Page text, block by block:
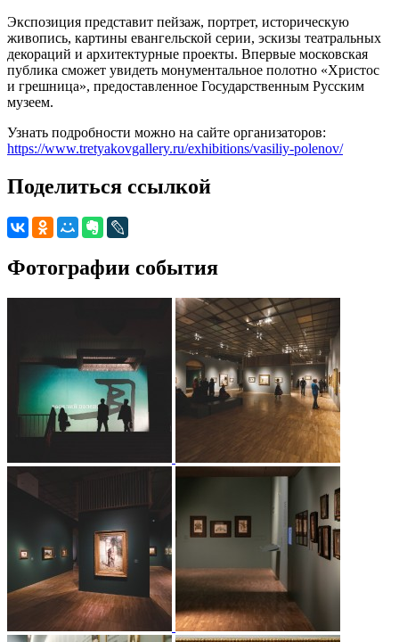
Экспозиция представит пейзаж, портрет, историческую
живопись, картины евангельской серии, эскизы театральных
декораций и архитектурные проекты. Впервые московская
публика сможет увидеть монументальное полотно «Христос
и грешница», предоставленное Государственным Русским
музеем.
Узнать подробности можно на сайте организаторов:
https://www.tretyakovgallery.ru/exhibitions/vasiliy-polenov/
Поделиться ссылкой
Фотографии события